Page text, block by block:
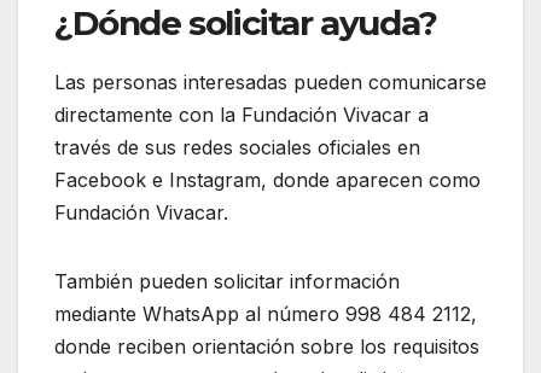
¿Dónde solicitar ayuda?
Las personas interesadas pueden comunicarse
directamente con la Fundación Vivacar a
través de sus redes sociales oficiales en
Facebook e Instagram, donde aparecen como
Fundación Vivacar.
También pueden solicitar información
mediante WhatsApp al número 998 484 2112,
donde reciben orientación sobre los requisitos